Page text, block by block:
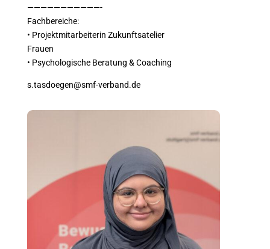
———————————-
Fachbereiche:
• Projektmitarbeiterin Zukunftsatelier
Frauen
• Psychologische Beratung & Coaching
s.tasdoegen@smf-verband.de